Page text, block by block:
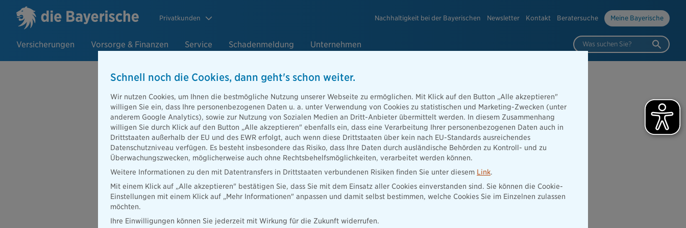
Privatkunden Nachhaltigkeit bei der Bayerischen Newsletter Kontakt Beratersuche Meine Bayerische
Versicherungen Vorsorge & Finanzen Service Schadenmeldung Unternehmen Was suchen Sie?
Aufsichtspflicht durch die Eltern
DieAufsichtspflicht durch die Eltern umfasst die Verantwortung für das Wohl und das
sowohl zivil- als auch strafrechtlich zur Rechenschaft gezogen werden, falls durch ihr
Versäumnis Dritte zu Schaden kommen.
Es ist jedoch wichtig zu wissen, dass Kinder unter sieben Jahren gesetzlich als deliktunfähig
In solchen Fällen haften auch die Eltern nicht für entstandene Schäden. Daher empfiehlt es
Schnell noch die Cookies, dann geht's schon weiter.
Wir nutzen Cookies, um Ihnen die bestmögliche Nutzung unserer Webseite zu ermöglichen. Mit Klick auf den Button „Alle akzeptieren"
willigen Sie ein, dass Ihre personenbezogenen Daten u. a. unter Verwendung von Cookies zu statistischen und Marketing-Zwecken (unter
anderem Google Analytics), sowie zur Nutzung von Sozialen Medien an Dritt-Anbieter übermittelt werden. In diesem Zusammenhang
willigen Sie durch Klick auf den Button „Alle akzeptieren" ebenfalls ein, dass eine Verarbeitung Ihrer personenbezogenen Daten auch in
Drittstaaten außerhalb der EU und des EWR erfolgt, auch wenn diese Drittstaaten über kein nach EU-Standards ausreichendes
Datenschutzniveau verfügen. Es besteht insbesondere das Risiko, dass Ihre Daten durch ausländische Behörden zu Kontroll- und zu
Überwachungszwecken, möglicherweise auch ohne Rechtsbehelfsmöglichkeiten, verarbeitet werden können.
Weitere Informationen zu den mit Datentransfers in Drittstaaten verbundenen Risiken finden Sie unter diesem Link.
Mit einem Klick auf „Alle akzeptieren" bestätigen Sie, dass Sie mit dem Einsatz aller Cookies einverstanden sind. Sie können die Cookie-
Einstellungen mit einem Klick auf „Mehr Informationen" anpassen und damit selbst bestimmen, welche Cookies Sie im Einzelnen zulassen
möchten.
Ihre Einwilligungen können Sie jederzeit mit Wirkung für die Zukunft widerrufen.